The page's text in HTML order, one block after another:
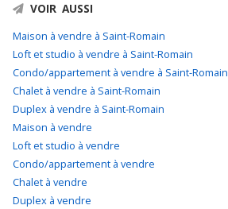
VOIR AUSSI
Maison à vendre à Saint-Romain
Loft et studio à vendre à Saint-Romain
Condo/appartement à vendre à Saint-Romain
Chalet à vendre à Saint-Romain
Duplex à vendre à Saint-Romain
Maison à vendre
Loft et studio à vendre
Condo/appartement à vendre
Chalet à vendre
Duplex à vendre